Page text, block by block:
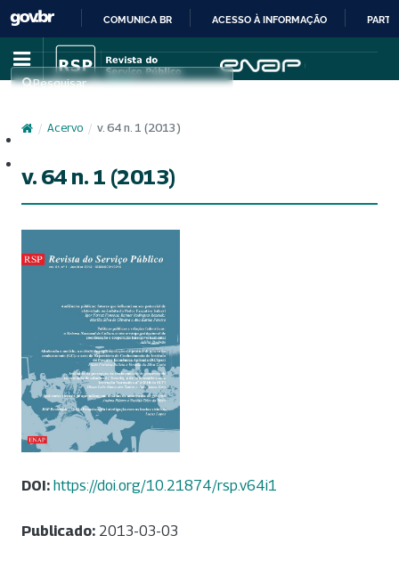
IR
PARA
COMUNICA BR ACESSO À INFORMAÇÃO
Pesquisar
/ Acervo / v. 64 n. 1 (2013)
v. 64 n. 1 (2013)
DOI: https://doi.org/10.21874/rsp.v64i1
Publicado: 2013-03-03